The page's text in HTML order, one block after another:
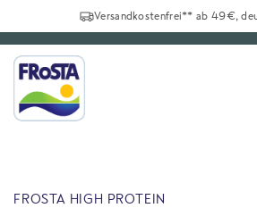
Versandkostenfrei** ab 49€,
FROSTA HIGH PROTEIN